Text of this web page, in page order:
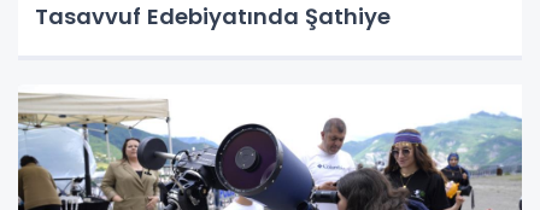
Tasavvuf Edebiyatında Şathiye